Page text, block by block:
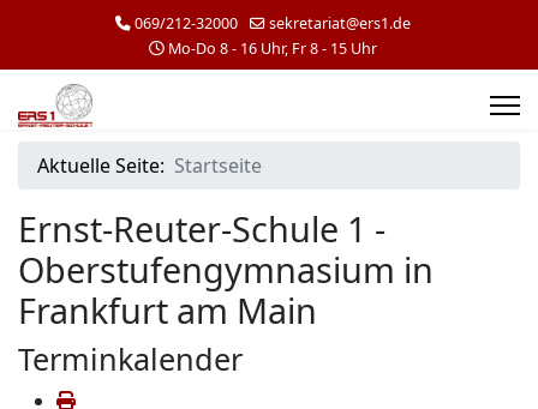
069/212-32000
sekretariat@ers1.de
Mo-Do 8 - 16 Uhr, Fr 8 - 15 Uhr
Aktuelle Seite: Startseite
Ernst-Reuter-Schule 1 -
Oberstufengymnasium in
Frankfurt am Main
Terminkalender